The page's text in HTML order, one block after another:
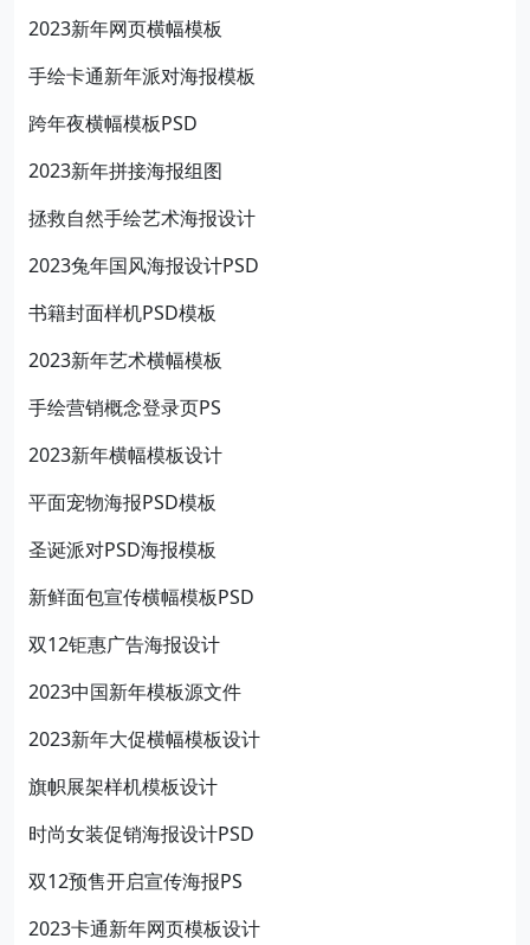
2023新年网页横幅模板
手绘卡通新年派对海报模板
跨年夜横幅模板PSD
2023新年拼接海报组图
拯救自然手绘艺术海报设计
2023兔年国风海报设计PSD
书籍封面样机PSD模板
2023新年艺术横幅模板
手绘营销概念登录页PS
2023新年横幅模板设计
平面宠物海报PSD模板
圣诞派对PSD海报模板
新鲜面包宣传横幅模板PSD
双12钜惠广告海报设计
2023中国新年模板源文件
2023新年大促横幅模板设计
旗帜展架样机模板设计
时尚女装促销海报设计PSD
双12预售开启宣传海报PS
2023卡通新年网页模板设计